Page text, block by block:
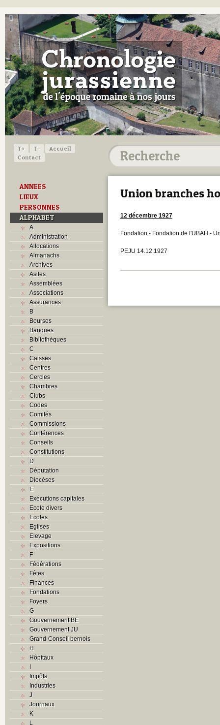
T+ T-
Accueil
Contact
ANNEES
LIEUX
PERSONNES
ALPHABET
A
Administration
Allocations
Almanachs
Archives
Asiles
Assemblées
Associations
Assurances
B
Bourses
Banques
Bibliothèques
C
Caisses
Centres
Cercles
Chambres
Clubs
Codes
Comités
Commissions
Conférences
Conseils
Constitutions
D
Députation
Diocèses
E
Exécutions capitales
Ecole divers
Ecoles
Eglises
Elevage
Expositions
F
Fédérations
Fêtes
Finances
Fondations
Foyers
G
Gouvernement BE
Gouvernement JU
Grand-Conseil bernois
H
Hôpitaux
I
Impôts
Industries
J
Journaux
K
L
Union branches
12 décembre 1927
Fondation - Fondation de l'UBAH -
PEJU 14.12.1927